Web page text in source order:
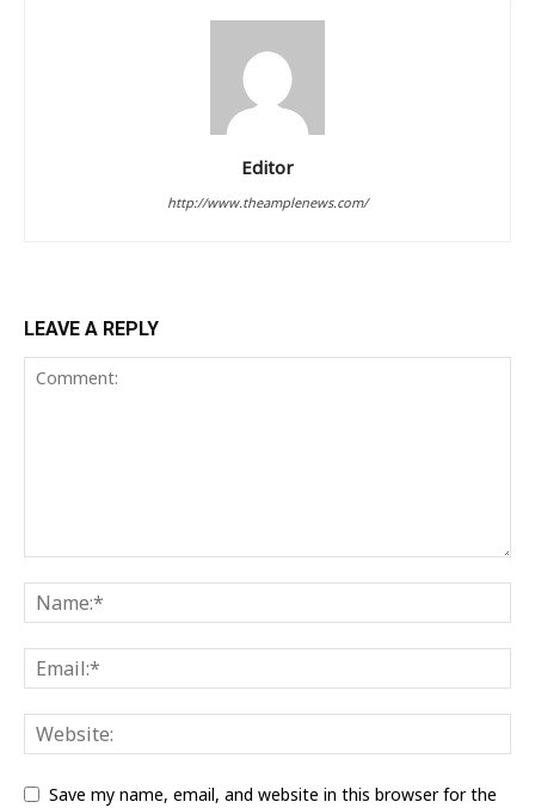
Editor
http://www.theamplenews.com/
LEAVE A REPLY
Save my name, email, and website in this browser for the